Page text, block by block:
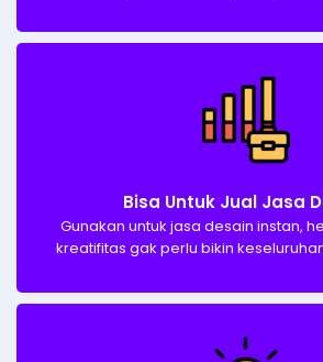
Bisa Untuk Jual Jasa
Gunakan untuk jasa desain instan,
kreatifitas gak perlu bikin